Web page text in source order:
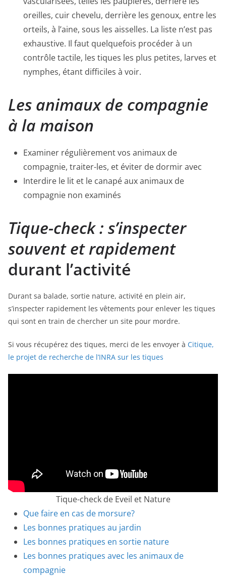
oreilles, cuir chevelu, derrière les genoux, entre les
orteils, à l’aine, sous les aisselles. La liste n’est pas
exhaustive. Il faut quelquefois procéder à un
contrôle tactile, les tiques les plus petites, larves et
nymphes, étant difficiles à voir.
Les animaux de compagnie
à la maison
Examiner régulièrement vos animaux de
compagnie, traiter-les, et éviter de dormir avec
Interdire le lit et le canapé aux animaux de
compagnie non examinés
Tique-check : s’inspecter
souvent et rapidement
durant l’activité
Durant sa balade, sortie nature, activité en plein air,
s’inspecter rapidement les vêtements pour enlever les tiques
qui sont en train de chercher un site pour mordre.
Si vous récupérez des tiques, merci de les envoyer à Citique,
le projet de recherche de l’INRA sur les tiques
Tique-check de Eveil et Nature
Que faire en cas de morsure?
Les bonnes pratiques au jardin
Les bonnes pratiques en sortie nature
Les bonnes pratiques avec les animaux de
compagnie